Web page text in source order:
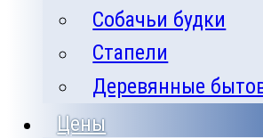
Собачьи будки
Стапели
Деревянные
Цены